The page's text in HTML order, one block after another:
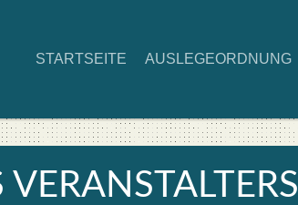
START­SEI­TE AUS­LE­GE­ORD­NUNG
VER­AN­STAL­TERS